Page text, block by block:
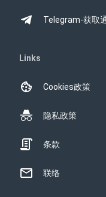
Telegram-获取
Links
Cookies政策
隐私政策
条款
联络